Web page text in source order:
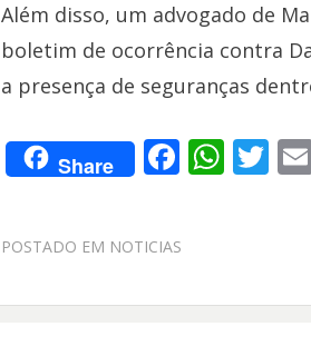
Além disso, um advogado de
boletim de ocorrência contra
a presença de seguranças
Share F
b
o
W
A
T
POSTADO EM NOTICIAS